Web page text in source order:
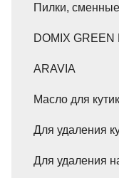
Пилки,
DOMIX
ARAVIA
Масло для
Для удаления
Для удаления